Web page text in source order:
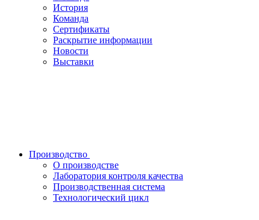
История
Команда
Сертификаты
Раскрытие информации
Новости
Выставки
Производство
О производстве
Лаборатория контроля качества
Производственная система
Технологический цикл